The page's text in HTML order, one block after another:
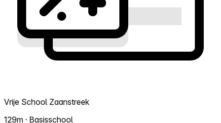
Vrije School Zaanstreek
129m · Basisschool